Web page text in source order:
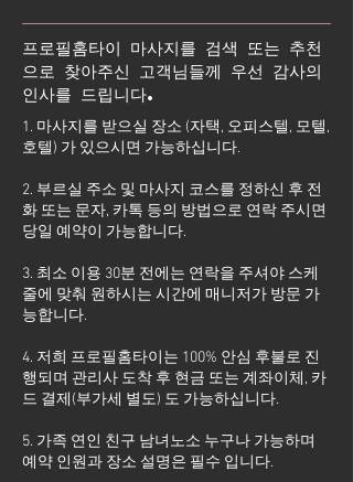
프로필홈타이 마사지를 검색 또는 추천
으로 찾아주신 고객님들께 우선 감사의
인사를 드립니다.
1. 마사지를 받으실 장소 (자택, 오피스텔, 모텔,
호텔) 가 있으시면 가능하십니다.
2. 부르실 주소 및 마사지 코스를 정하신 후 전
화 또는 문자, 카톡 등의 방법으로 연락 주시면
당일 예약이 가능합니다.
3. 최소 이용 30분 전에는 연락을 주셔야 스케
줄에 맞춰 원하시는 시간에 매니저가 방문 가
능합니다.
4. 저희 프로필홈타이는 100% 안심 후불로 진
행되며 관리사 도착 후 현금 또는 계좌이체, 카
드 결제(부가세 별도) 도 가능하십니다.
5. 가족 연인 친구 남녀노소 누구나 가능하며
예약 인원과 장소 설명은 필수 입니다.